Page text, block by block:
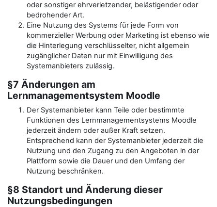
oder sonstiger ehrverletzender, belästigender oder
bedrohender Art.
Eine Nutzung des Systems für jede Form von
kommerzieller Werbung oder Marketing ist ebenso wie
die Hinterlegung verschlüsselter, nicht allgemein
zugänglicher Daten nur mit Einwilligung des
Systemanbieters zulässig.
§7 Änderungen am
Lernmanagementsystem Moodle
Der Systemanbieter kann Teile oder bestimmte
Funktionen des Lernmanagementsystems Moodle
jederzeit ändern oder außer Kraft setzen.
Entsprechend kann der Systemanbieter jederzeit die
Nutzung und den Zugang zu den Angeboten in der
Plattform sowie die Dauer und den Umfang der
Nutzung beschränken.
§8 Standort und Änderung dieser
Nutzungsbedingungen